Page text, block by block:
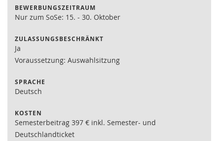
BEWERBUNGSZEITRAUM
Nur zum SoSe: 15. - 30. Oktober
ZULASSUNGSBESCHRÄNKT
Ja
Voraussetzung: Auswahlsitzung
SPRACHE
Deutsch
KOSTEN
Semesterbeitrag 397 € inkl. Semester- und
Deutschlandticket